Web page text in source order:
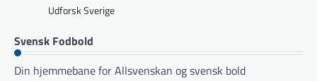
Udforsk Sverige
Svensk Fodbold
Din hjemmebane for Allsvenskan og svensk bold